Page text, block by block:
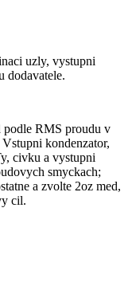
uzly, vystupni
dodavatele.
RMS proudu v
kondenzator,
civku a vystupni
smyckach;
a zvolte 2oz med,
cil.